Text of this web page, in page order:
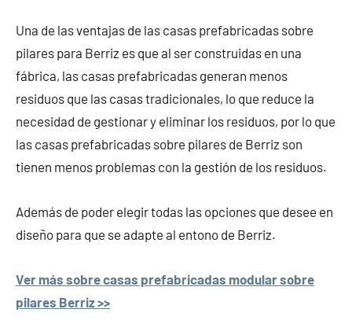
Una de las ventajas de las casas prefabricadas sobre
pilares para Berriz es que al ser construidas en una
fábrica, las casas prefabricadas generan menos
residuos que las casas tradicionales, lo que reduce la
necesidad de gestionar y eliminar los residuos, por lo que
las casas prefabricadas sobre pilares de Berriz son
tienen menos problemas con la gestión de los residuos.
Además de poder elegir todas las opciones que desee en
diseño para que se adapte al entono de Berriz.
Ver más sobre casas prefabricadas modular sobre
pilares Berriz >>